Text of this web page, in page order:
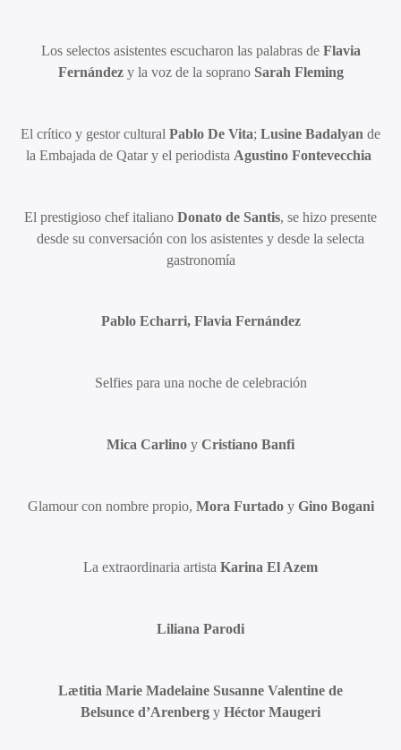
Los selectos asistentes escucharon las palabras de Flavia
Fernándezy la voz de la soprano Sarah Fleming
El crítico y gestor cultural Pablo De Vita; Lusine Badalyan de
la Embajada de Qatar y el periodista Agustino Fontevecchia
El prestigioso chef italiano Donato de Santis, se hizo presente
desde su conversación con los asistentes y desde la selecta
gastronomía
Pablo Echarri, Flavia Fernández
Selfies para una noche de celebración
Mica Carlino y Cristiano Banfi
Glamour con nombre propio, Mora Furtadoy Gino Bogani
La extraordinaria artista Karina El Azem
Liliana Parodi
Lætitia Marie Madelaine Susanne Valentine de
Belsunce d’Arenberg y Héctor Maugeri